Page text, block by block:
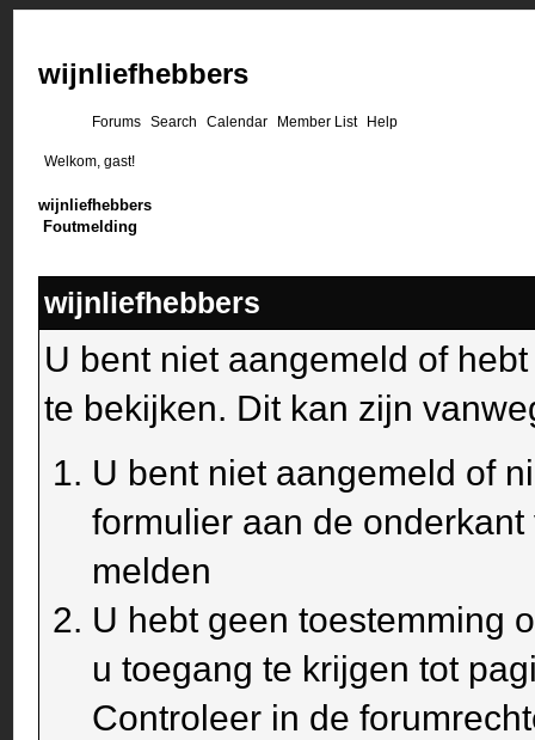
wijnliefhebbers
Forums Search Calendar Member List Help
Welkom, gast!
wijnliefhebbers
Foutmelding
wijnliefhebbers
U bent niet aangemeld of
te bekijken. Dit kan zijn
U bent niet aangemeld of
formulier aan de
melden
U hebt geen toestemming
u toegang te krijgen tot
Controleer in de